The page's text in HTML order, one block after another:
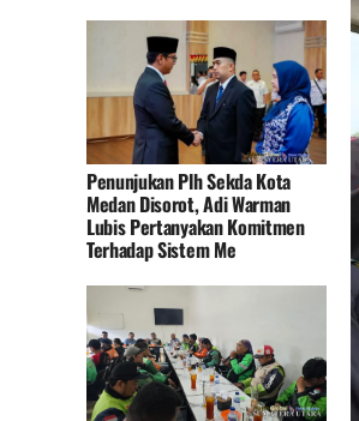
Penunjukan Plh Sekda Kota
Medan Disorot, Adi Warman
Lubis Pertanyakan Komitmen
Terhadap Sistem Me